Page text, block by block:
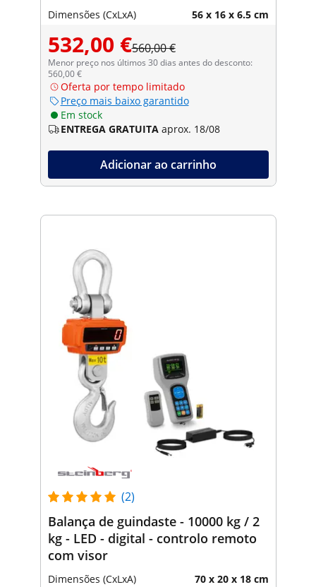
Dimensões (CxLxA) 56 x 16 x 6.5 cm
532,00 €560,00 €
Menor preço nos últimos 30 dias antes do desconto:
560,00 €
Oferta por tempo limitado
Preço mais baixo garantido
Em stock
ENTREGA GRATUITA aprox. 18/08
Adicionar ao carrinho
(2)
Balança de guindaste - 10000 kg / 2
kg - LED - digital - controlo remoto
com visor
Dimensões (CxLxA) 70 x 20 x 18 cm